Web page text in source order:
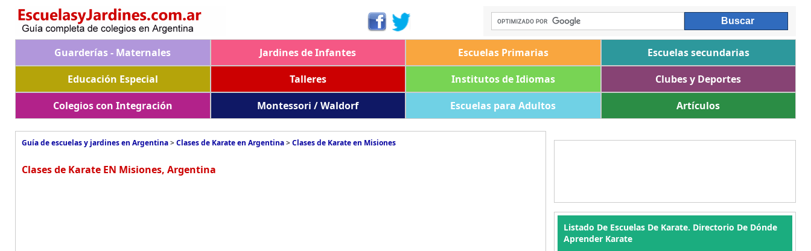
Guarderías - Maternales Jardines de Infantes Escuelas Primarias
Escuelas secundarias
Educación Especial
Talleres Institutos de Idiomas
Clubes y Deportes
Colegios con Integración
Montessori / Waldorf Escuelas para Adultos Artículos
Guía de escuelas y jardines en Argentina>Clases de Karate en Argentina>Clases de Karate en Misiones
Clases de Karate EN Misiones, Argentina
Listado De Escuelas De Karate. Directorio De Dónde
Aprender Karate